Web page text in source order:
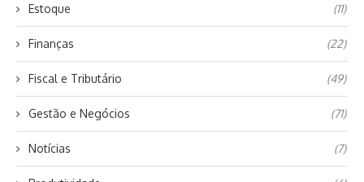
Estoque (11)
Finanças (22)
Fiscal e Tributário (49)
Gestão e Negócios (71)
Notícias (7)